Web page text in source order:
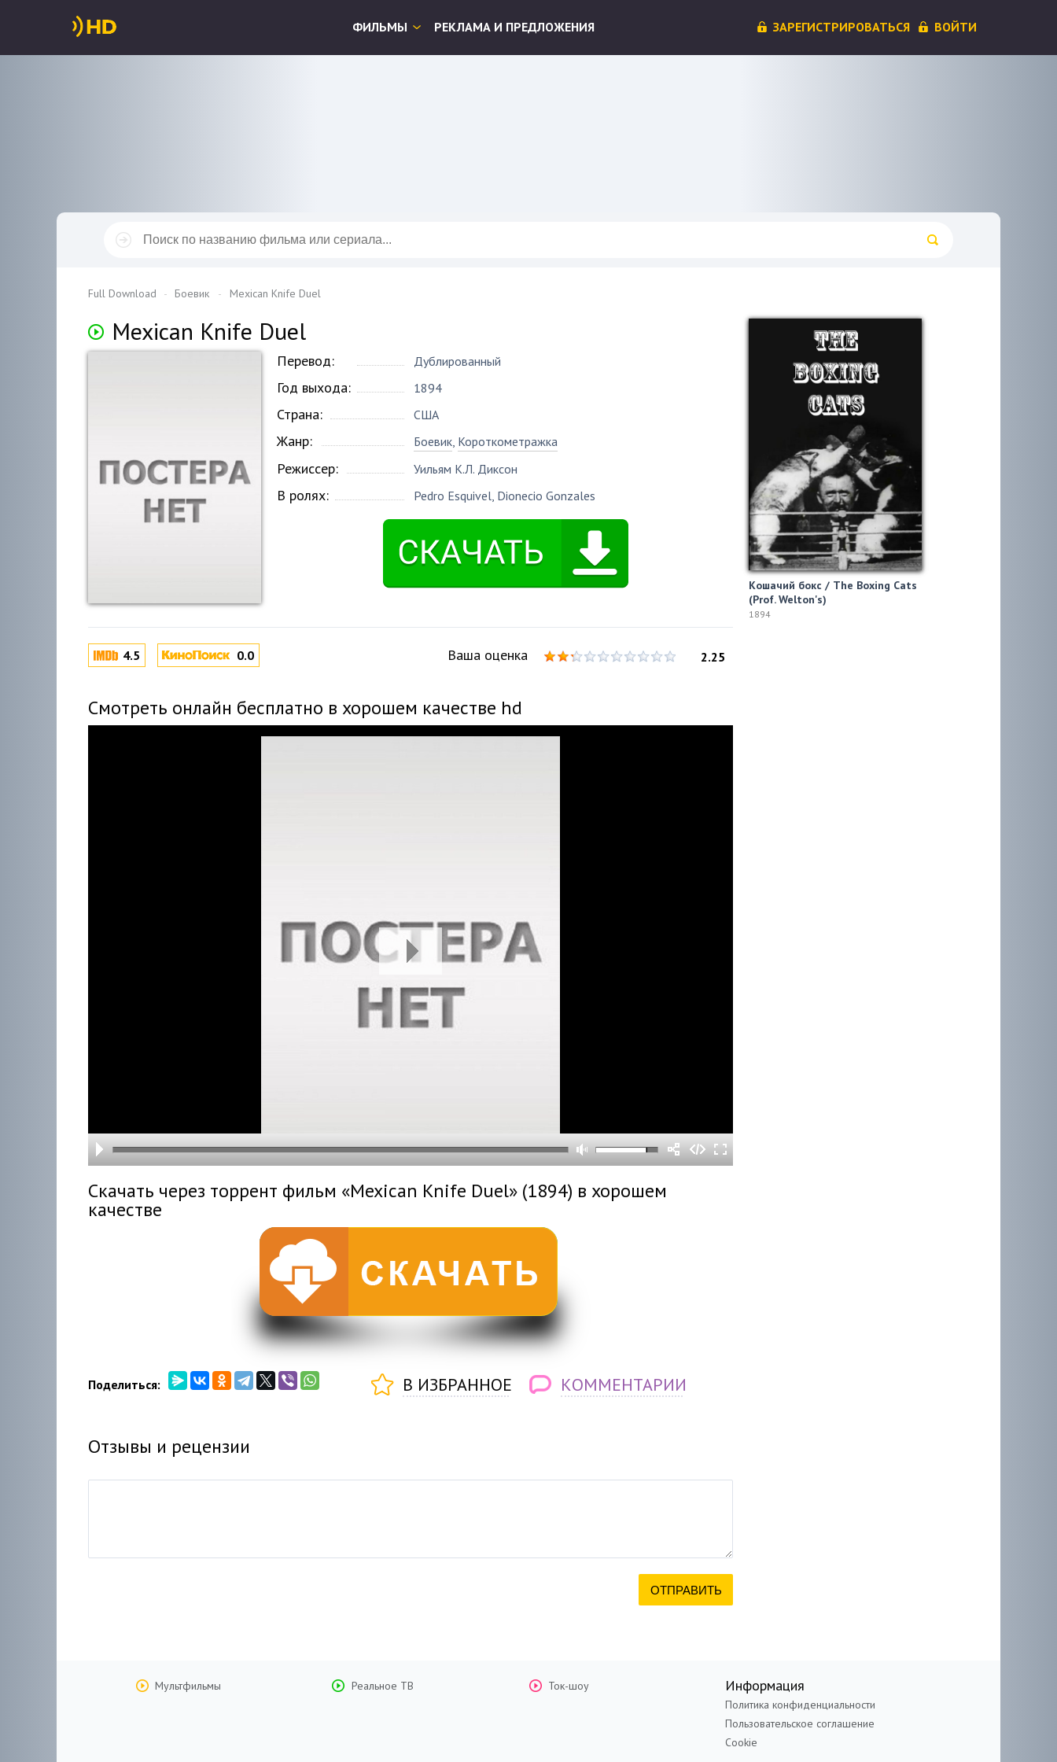
ФИЛЬМЫ РЕКЛАМА И ПРЕДЛОЖЕНИЯ ЗАРЕГИСТРИРОВАТЬСЯ ВОЙТИ
Full Download Боевик Mexican Knife Duel
Mexican Knife Duel
Перевод: Дублированный
Год выхода: 1894
Страна: США
Жанр: Боевик, Короткометражка
Режиссер: Уильям К.Л. Диксон
В ролях: Pedro Esquivel, Dionecio Gonzales
4.5 0.0 Ваша оценка 2.25
Смотреть онлайн бесплатно в хорошем качестве hd
Скачать через торрент фильм «Mexican Knife Duel» (1894) в хорошем
качестве
Поделиться: В ИЗБРАННОЕ КОММЕНТАРИИ
Отзывы и рецензии
Кошачий бокс / The Boxing Cats
(Prof. Welton's)
1894
Мультфильмы Реальное ТВ Ток-шоу Информация
Политика конфиденциальности
Пользовательское соглашение
Cookie